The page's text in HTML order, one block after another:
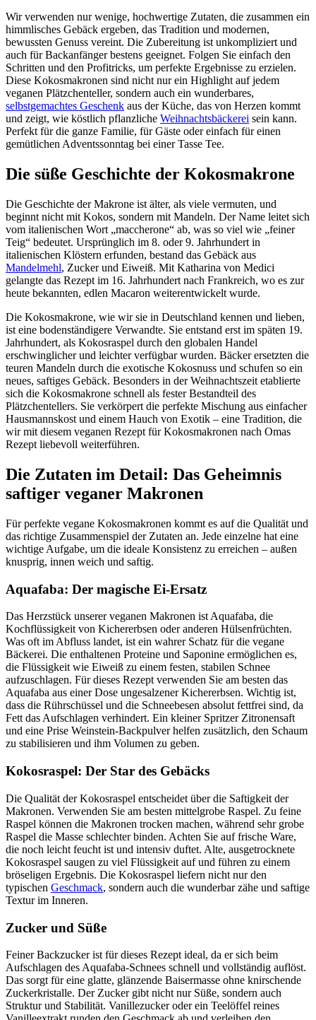
Wir verwenden nur wenige, hochwertige Zutaten, die zusammen ein
himmlisches Gebäck ergeben, das Tradition und modernen,
bewussten Genuss vereint. Die Zubereitung ist unkompliziert und
auch für Backanfänger bestens geeignet. Folgen Sie einfach den
Schritten und den Profitricks, um perfekte Ergebnisse zu erzielen.
Diese Kokosmakronen sind nicht nur ein Highlight auf jedem
veganen Plätzchenteller, sondern auch ein wunderbares,
selbstgemachtes Geschenk aus der Küche, das von Herzen kommt
und zeigt, wie köstlich pflanzliche Weihnachtsbäckerei sein kann.
Perfekt für die ganze Familie, für Gäste oder einfach für einen
gemütlichen Adventssonntag bei einer Tasse Tee.
Die süße Geschichte der Kokosmakrone
Die Geschichte der Makrone ist älter, als viele vermuten, und
beginnt nicht mit Kokos, sondern mit Mandeln. Der Name leitet sich
vom italienischen Wort „maccherone“ ab, was so viel wie „feiner
Teig“ bedeutet. Ursprünglich im 8. oder 9. Jahrhundert in
italienischen Klöstern erfunden, bestand das Gebäck aus
Mandelmehl, Zucker und Eiweiß. Mit Katharina von Medici
gelangte das Rezept im 16. Jahrhundert nach Frankreich, wo es zur
heute bekannten, edlen Macaron weiterentwickelt wurde.
Die Kokosmakrone, wie wir sie in Deutschland kennen und lieben,
ist eine bodenständigere Verwandte. Sie entstand erst im späten 19.
Jahrhundert, als Kokosraspel durch den globalen Handel
erschwinglicher und leichter verfügbar wurden. Bäcker ersetzten die
teuren Mandeln durch die exotische Kokosnuss und schufen so ein
neues, saftiges Gebäck. Besonders in der Weihnachtszeit etablierte
sich die Kokosmakrone schnell als fester Bestandteil des
Plätzchentellers. Sie verkörpert die perfekte Mischung aus einfacher
Hausmannskost und einem Hauch von Exotik – eine Tradition, die
wir mit diesem veganen Rezept für Kokosmakronen nach Omas
Rezept liebevoll weiterführen.
Die Zutaten im Detail: Das Geheimnis
saftiger veganer Makronen
Für perfekte vegane Kokosmakronen kommt es auf die Qualität und
das richtige Zusammenspiel der Zutaten an. Jede einzelne hat eine
wichtige Aufgabe, um die ideale Konsistenz zu erreichen – außen
knusprig, innen weich und saftig.
Aquafaba: Der magische Ei-Ersatz
Das Herzstück unserer veganen Makronen ist Aquafaba, die
Kochflüssigkeit von Kichererbsen oder anderen Hülsenfrüchten.
Was oft im Abfluss landet, ist ein wahrer Schatz für die vegane
Bäckerei. Die enthaltenen Proteine und Saponine ermöglichen es,
die Flüssigkeit wie Eiweiß zu einem festen, stabilen Schnee
aufzuschlagen. Für dieses Rezept verwenden Sie am besten das
Aquafaba aus einer Dose ungesalzener Kichererbsen. Wichtig ist,
dass die Rührschüssel und die Schneebesen absolut fettfrei sind, da
Fett das Aufschlagen verhindert. Ein kleiner Spritzer Zitronensaft
und eine Prise Weinstein-Backpulver helfen zusätzlich, den Schaum
zu stabilisieren und ihm Volumen zu geben.
Kokosraspel: Der Star des Gebäcks
Die Qualität der Kokosraspel entscheidet über die Saftigkeit der
Makronen. Verwenden Sie am besten mittelgrobe Raspel. Zu feine
Raspel können die Makronen trocken machen, während sehr grobe
Raspel die Masse schlechter binden. Achten Sie auf frische Ware,
die noch leicht feucht ist und intensiv duftet. Alte, ausgetrocknete
Kokosraspel saugen zu viel Flüssigkeit auf und führen zu einem
bröseligen Ergebnis. Die Kokosraspel liefern nicht nur den
typischen Geschmack, sondern auch die wunderbar zähe und saftige
Textur im Inneren.
Zucker und Süße
Feiner Backzucker ist für dieses Rezept ideal, da er sich beim
Aufschlagen des Aquafaba-Schnees schnell und vollständig auflöst.
Das sorgt für eine glatte, glänzende Baisermasse ohne knirschende
Zuckerkristalle. Der Zucker gibt nicht nur Süße, sondern auch
Struktur und Stabilität. Vanillezucker oder ein Teelöffel reines